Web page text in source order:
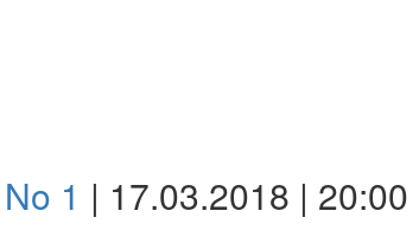
1 | 17.03.2018 |